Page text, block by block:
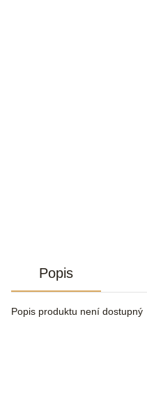
Popis
Popis produktu není dostupný